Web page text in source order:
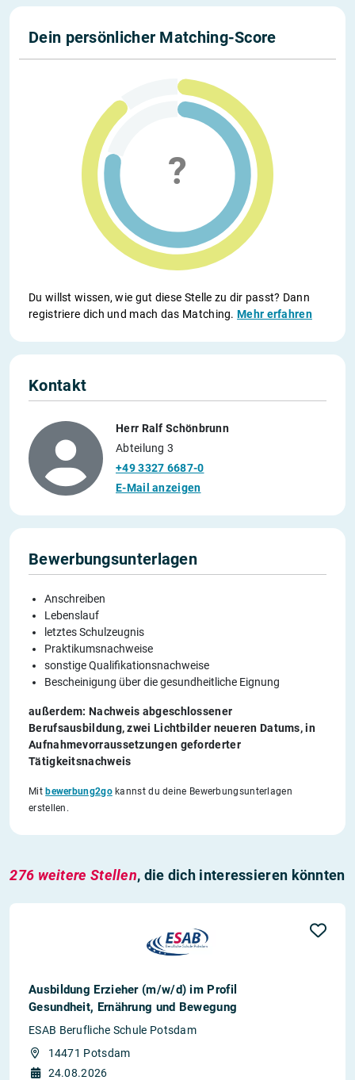
Dein persönlicher Matching-Score
Du willst wissen, wie gut diese Stelle zu dir passt? Dann
registriere dich und mach das Matching.Mehr erfahren
Kontakt
Herr Ralf Schönbrunn
Abteilung 3
+49 3327 6687-0
E-Mail anzeigen
Bewerbungsunterlagen
Anschreiben
Lebenslauf
letztes Schulzeugnis
Praktikumsnachweise
sonstige Qualifikationsnachweise
Bescheinigung über die gesundheitliche Eignung
außerdem: Nachweis abgeschlossener
Berufsausbildung, zwei Lichtbilder neueren Datums, in
Aufnahmevorraussetzungen geforderter
Tätigkeitsnachweis
Mit bewerbung2gokannst du deine Bewerbungsunterlagen
erstellen.
276 weitere Stellen, die dich interessieren könnten
Ausbildung Erzieher (m/w/d) im Profil
Gesundheit, Ernährung und Bewegung
ESAB Berufliche Schule Potsdam
14471 Potsdam
24.08.2026